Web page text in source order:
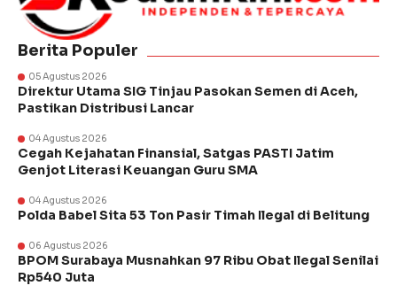
Berita Populer
05 Agustus 2026
Direktur Utama SIG Tinjau Pasokan Semen di Aceh,
Pastikan Distribusi Lancar
04 Agustus 2026
Cegah Kejahatan Finansial, Satgas PASTI Jatim
Genjot Literasi Keuangan Guru SMA
04 Agustus 2026
Polda Babel Sita 53 Ton Pasir Timah Ilegal di Belitung
06 Agustus 2026
BPOM Surabaya Musnahkan 97 Ribu Obat Ilegal Senilai
Rp540 Juta